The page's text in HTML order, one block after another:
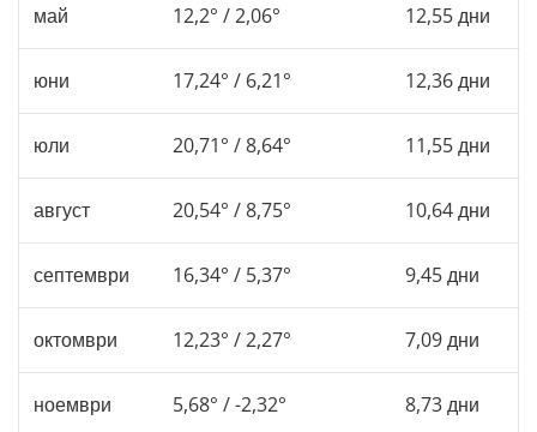
май 12,2° / 2,06° 12,55 дни
юни 17,24° / 6,21° 12,36 дни
юли 20,71° / 8,64° 11,55 дни
август 20,54° / 8,75° 10,64 дни
септември 16,34° / 5,37° 9,45 дни
октомври 12,23° / 2,27° 7,09 дни
ноември 5,68° / -2,32° 8,73 дни